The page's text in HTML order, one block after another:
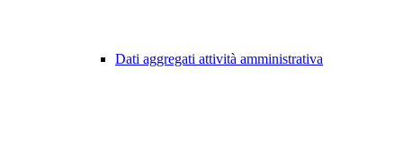
Dati aggregati attività amministrativa